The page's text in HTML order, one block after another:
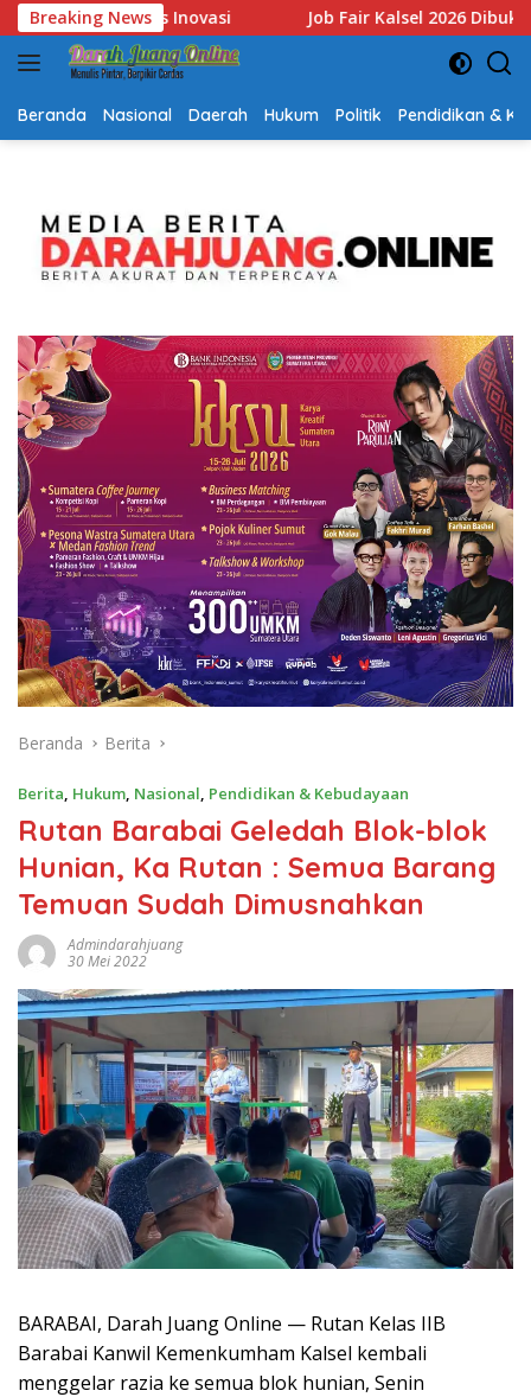
Langsung
ke
konten
Breaking News
Dibuka, Sediakan Hampir 2.000 Lowongan Kerja dan Perkuat
Beranda Nasional Daerah Hukum Politik Pendidikan &
Beranda Berita
Berita, Hukum, Nasional, Pendidikan & Kebudayaan
Rutan Barabai Geledah Blok-blok
Hunian, Ka Rutan : Semua Barang
Temuan Sudah Dimusnahkan
Admindarahjuang
30 Mei 2022
BARABAI, Darah Juang Online — Rutan Kelas IIB
Barabai Kanwil Kemenkumham Kalsel kembali
menggelar razia ke semua blok hunian, Senin